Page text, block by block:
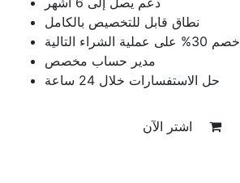
نطاق قابل للتخصيص بالكامل
خصم 30% على عملية الشراء التالية
مدير حساب مخصص
حل الاستفسارات خلال 24 ساعة